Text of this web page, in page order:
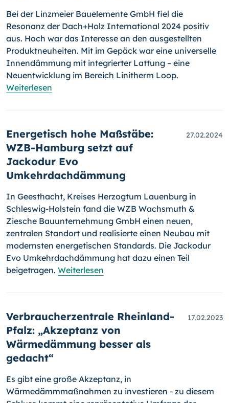
Bei der Linzmeier Bauelemente GmbH fiel die
Resonanz der Dach+Holz International 2024 positiv
aus. Hoch war das Interesse an den ausgestellten
Produktneuheiten. Mit im Gepäck war eine universelle
Innendämmung mit integrierter Lattung – eine
Neuentwicklung im Bereich Linitherm Loop.
Weiterlesen
Energetisch hohe Maßstäbe:
WZB-Hamburg setzt auf
Jackodur Evo
Umkehrdachdämmung
27.02.2024
In Geesthacht, Kreises Herzogtum Lauenburg in
Schleswig-Holstein fand die WZB Wachsmuth &
Ziesche Bauunternehmung GmbH einen neuen,
zentralen Standort und realisierte einen Neubau mit
modernsten energetischen Standards. Die Jackodur
Evo Umkehrdachdämmung hat dazu einen Teil
beigetragen. Weiterlesen
Verbraucherzentrale Rheinland-
Pfalz: „Akzeptanz von
Wärmedämmung besser als
gedacht“
17.02.2023
Es gibt eine große Akzeptanz, in
Wärmedämmmaßnahmen zu investieren - zu diesem